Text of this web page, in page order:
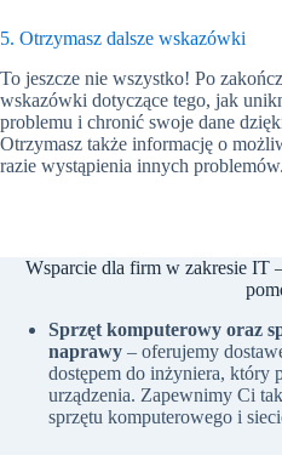
5. Otrzymasz dalsze wskazówki
To jeszcze nie wszystko! Po
wskazówki dotyczące tego, jak
problemu i chronić swoje dane
Otrzymasz także informację o
razie wystąpienia innych problemów.
Wsparcie dla firm w zakresie IT
Sprzęt komputerowy oraz
naprawy – oferujemy
dostępem do inżyniera, który
urządzenia. Zapewnimy Ci
sprzętu komputerowego i